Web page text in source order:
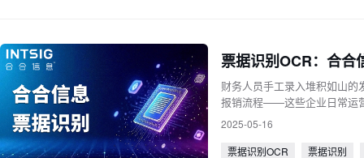
票据识别OCR：合合
财务人员手工录入堆积如山
报销流程——这些企业日常运
的难题
2025-05-16
票据识别OCR
票据识别